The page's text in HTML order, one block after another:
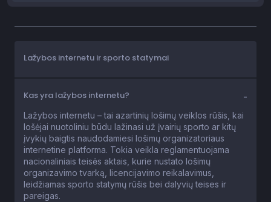
Lažybos internetu ir sporto statymai
Kas yra lažybos internetu?
Lažybos internetu – tai azartinių lošimų veiklos rūšis, kai
lošėjai nuotoliniu būdu lažinasi už įvairių sporto ar kitų
įvykių baigtis naudodamiesi lošimų organizatoriaus
internetine platforma. Tokia veikla reglamentuojama
nacionaliniais teisės aktais, kurie nustato lošimų
organizavimo tvarką, licencijavimo reikalavimus,
leidžiamas sporto statymų rūšis bei dalyvių teises ir
pareigas.